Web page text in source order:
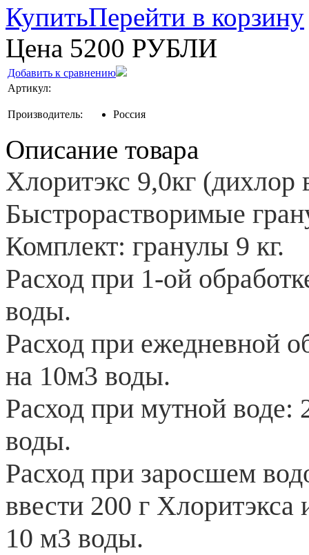
КупитьПерейти в корзину
Цена 5200 РУБЛИ
Добавить к сравнению
Артикул:
Производитель: Россия
Описание товара
Хлоритэкс 9,0кг (дихлор
Быстрорастворимые
Комплект: гранулы 9 кг.
Расход при 1-ой
воды.
Расход при ежедневной
на 10м3 воды.
Расход при мутной воде:
воды.
Расход при заросшем
ввести 200 г
10 м3 воды.